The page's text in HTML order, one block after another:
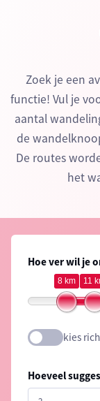
Zoek je een
functie! Vul je
aantal
de
De routes
het
Hoe ver wil je
8 km 11
kies
Hoeveel